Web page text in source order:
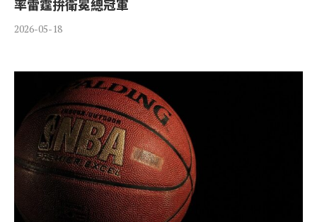
率雷霆拚衛冕總冠軍
2026-05-18